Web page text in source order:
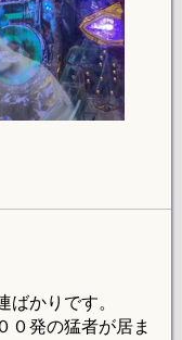
ばかりです。
０発の猛者が居ま